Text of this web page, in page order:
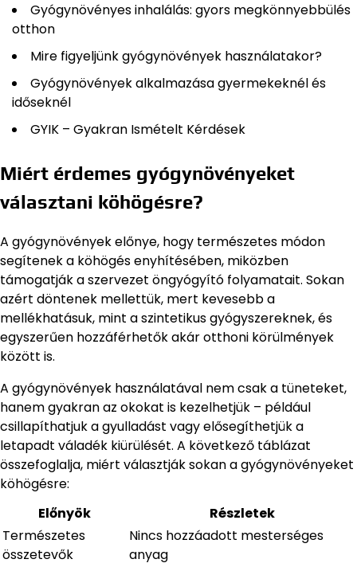
Gyógynövényes inhalálás: gyors megkönnyebbülés
otthon
Mire figyeljünk gyógynövények használatakor?
Gyógynövények alkalmazása gyermekeknél és
időseknél
GYIK – Gyakran Ismételt Kérdések
Miért érdemes gyógynövényeket
választani köhögésre?
A gyógynövények előnye, hogy természetes módon
segítenek a köhögés enyhítésében, miközben
támogatják a szervezet öngyógyító folyamatait. Sokan
azért döntenek mellettük, mert kevesebb a
mellékhatásuk, mint a szintetikus gyógyszereknek, és
egyszerűen hozzáférhetők akár otthoni körülmények
között is.
A gyógynövények használatával nem csak a tüneteket,
hanem gyakran az okokat is kezelhetjük – például
csillapíthatjuk a gyulladást vagy elősegíthetjük a
letapadt váladék kiürülését. A következő táblázat
összefoglalja, miért választják sokan a gyógynövényeket
köhögésre:
Előnyök
Részletek
Természetes
összetevők
Nincs hozzáadott mesterséges
anyag